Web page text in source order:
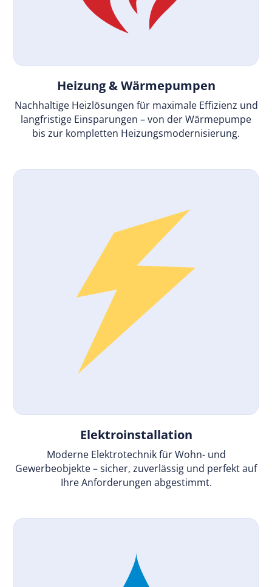
Heizung & Wärmepumpen
Nachhaltige Heizlösungen für maximale Effizienz und
langfristige Einsparungen – von der Wärmepumpe
bis zur kompletten Heizungsmodernisierung.
Elektroinstallation
Moderne Elektrotechnik für Wohn- und
Gewerbeobjekte – sicher, zuverlässig und perfekt auf
Ihre Anforderungen abgestimmt.